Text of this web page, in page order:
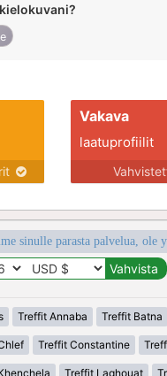
Vakava
laatuprofiilit
sinulle parasta palvelua, ole
Treffit Annaba Treffit Batna
Treffit Constantine
Treffit Laghouat